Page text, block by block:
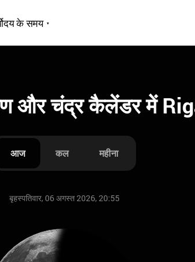
के समय
और चंद्र कैलेंडर में
आज कल महीना
बृहस्पतिवार, 06 अगस्त 2026, 20:55